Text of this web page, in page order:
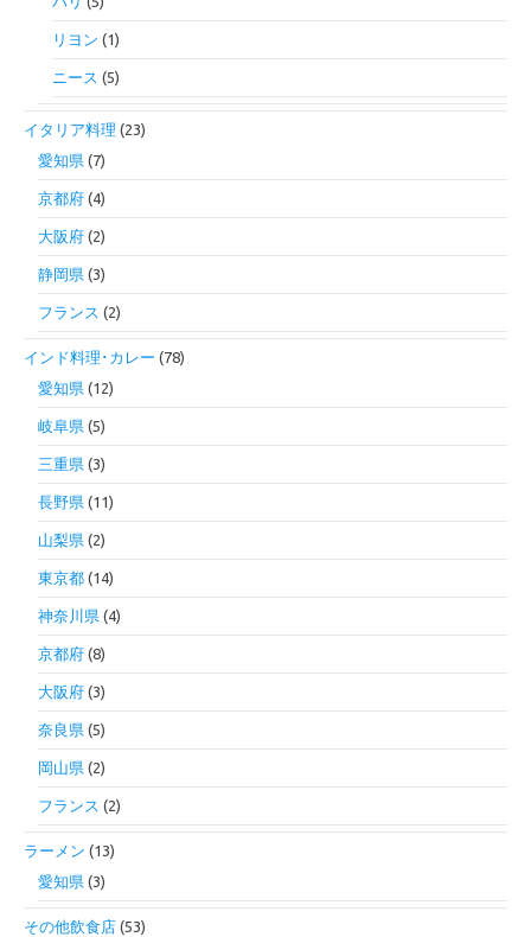
リヨン (1)
ニース (5)
イタリア料理 (23)
愛知県 (7)
京都府 (4)
大阪府 (2)
静岡県 (3)
フランス (2)
インド料理･カレー (78)
愛知県 (12)
岐阜県 (5)
三重県 (3)
長野県 (11)
山梨県 (2)
東京都 (14)
神奈川県 (4)
京都府 (8)
大阪府 (3)
奈良県 (5)
岡山県 (2)
フランス (2)
ラーメン (13)
愛知県 (3)
その他飲食店 (53)